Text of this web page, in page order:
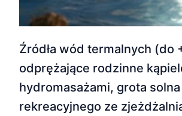
Źródła wód termalnych
odprężające rodzinne
hydromasażami, grota
rekreacyjnego ze